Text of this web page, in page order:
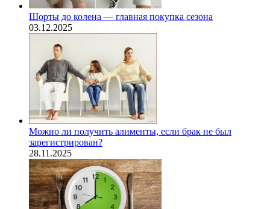
Шорты до колена — главная покупка сезона
03.12.2025
Можно ли получить алименты, если брак не был
зарегистрирован?
28.11.2025